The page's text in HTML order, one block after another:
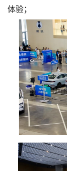
体验；